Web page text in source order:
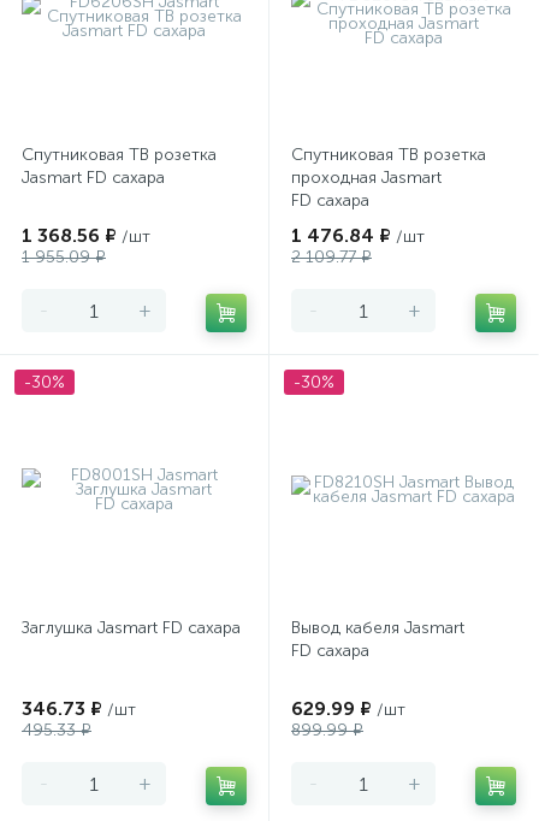
Спутниковая ТВ розетка
Jasmart FD сахара
1 368.56 ₽ /шт
1 955.09 ₽
- +
Спутниковая ТВ розетка
проходная Jasmart
FD сахара
1 476.84 ₽ /шт
2 109.77 ₽
- +
-30%
Заглушка Jasmart FD сахара
346.73 ₽ /шт
495.33 ₽
- +
-30%
Вывод кабеля Jasmart
FD сахара
629.99 ₽ /шт
899.99 ₽
- +